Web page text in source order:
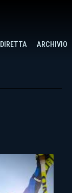
DIRETTA ARCHIVIO